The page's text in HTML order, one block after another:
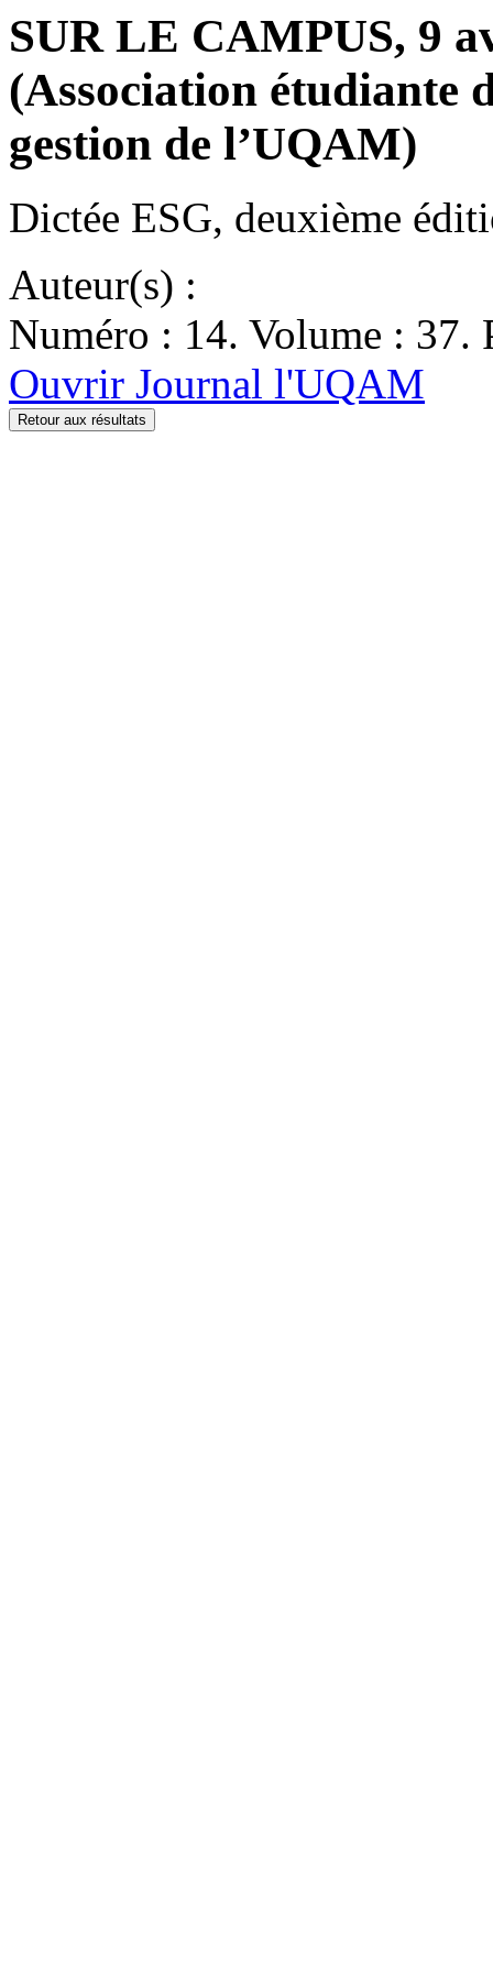
SUR LE CAMPUS, 9
(Association étudiante
gestion de l’UQAM)
Dictée ESG, deuxième
Auteur(s) :
Numéro : 14. Volume : 37.
Ouvrir Journal l'UQAM
Retour aux résultats